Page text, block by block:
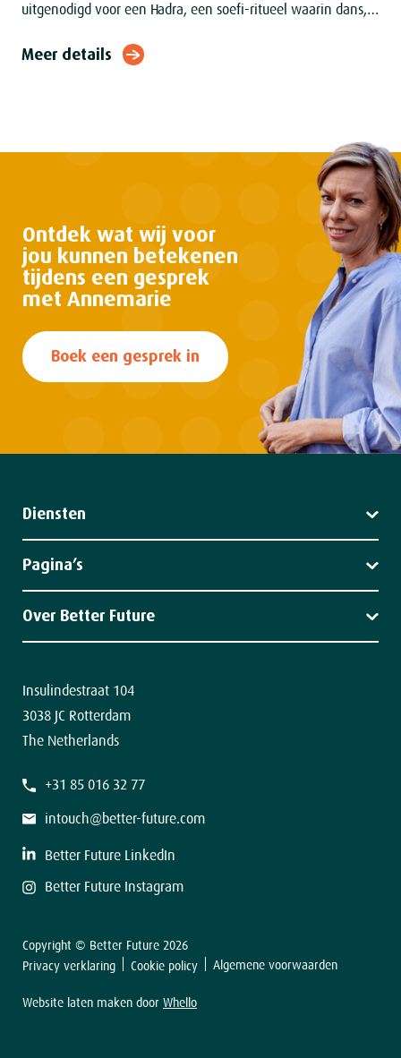
uitgenodigd voor een Hadra, een soefi‑ritueel waarin dans,
een kleine kamer in
Meer details
Ontdek wat wij voor
jou kunnen betekenen
tijdens een gesprek
met Annemarie
Boek een gesprek in
Insulindestraat 104
3038 JC Rotterdam
The Netherlands
+31 85 016 32 77
intouch@better-future.com
Better Future LinkedIn
Better Future Instagram
Diensten
Strategie
Pagina’s
Klantverhalen
Over Better Future
Contact
Copyright © Better Future 2026
Privacy verklaring
Cookie policy Algemene voorwaarden
Website laten maken door Whello